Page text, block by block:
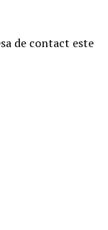
de contact este